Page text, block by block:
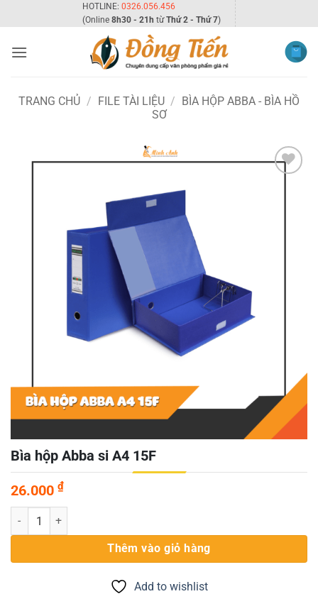
qua
dung
HOTLINE: 0326.056.456
(Online 8h30 - 21h từThứ 2 - Thứ 7)
TRANG CHỦ / FILE TÀI LIỆU / BÌA HỘP ABBA - BÌA HỒ
SƠ
Bìa hộp Abba si A4 15F
26.000 ₫
Bìa hộp Abba si A4 15F số lượng
Thêm vào giỏ hàng
Add to wishlist